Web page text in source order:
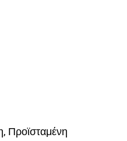
Προϊσταμένη